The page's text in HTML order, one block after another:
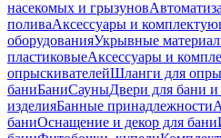
насекомых и грызунов
поливаАксессуары и
оборудованияУкрывные
пластиковыеАксессуары и
опрыскивателейШланги для
баниБаниСауныДвери для бани
изделияБанные принадлежности
баниОснащение и декор для бани